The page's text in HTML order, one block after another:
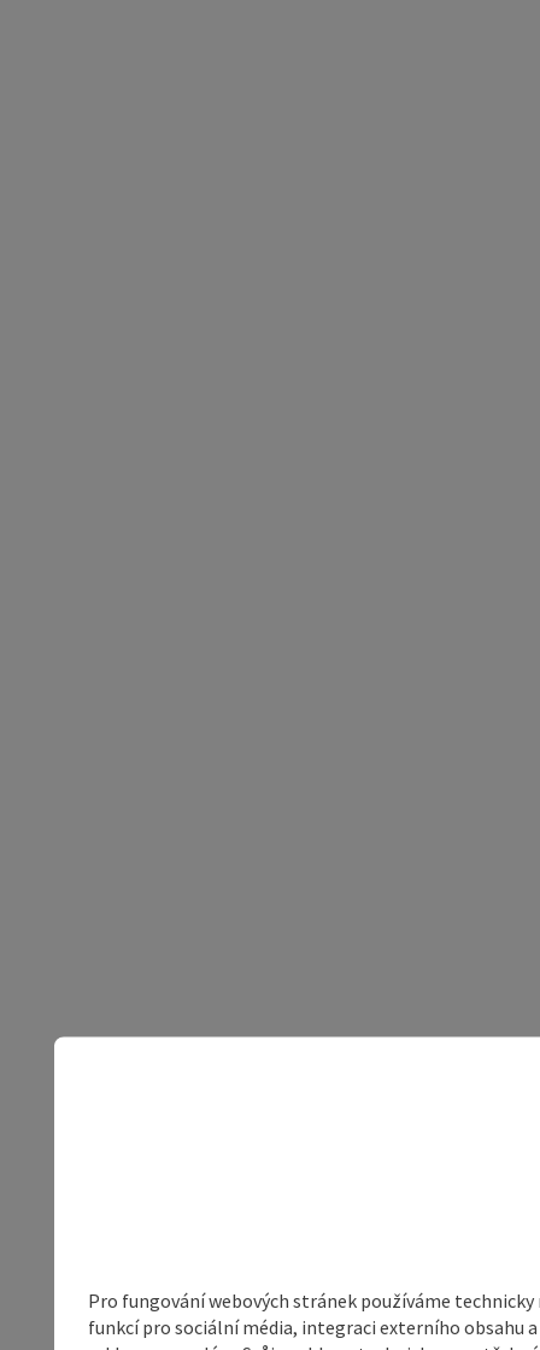
Pro fungování webových stránek používáme
funkcí pro sociální média, integraci externího obsahu